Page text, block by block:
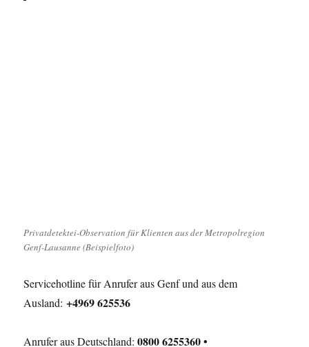
Privatdetektei-Observation für Klienten aus der Metropolregion
Genf-Lausanne (Beispielfoto)
Servicehotline für Anrufer aus Genf und aus dem
Ausland: +4969 625536
Anrufer aus Deutschland: 0800 6255360 •